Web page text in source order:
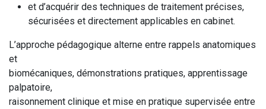
et d’acquérir des techniques de traitement précises,
sécurisées et directement applicables en cabinet.
L’approche pédagogique alterne entre rappels anatomiques
et
biomécaniques, démonstrations pratiques, apprentissage
palpatoire,
raisonnement clinique et mise en pratique supervisée entre